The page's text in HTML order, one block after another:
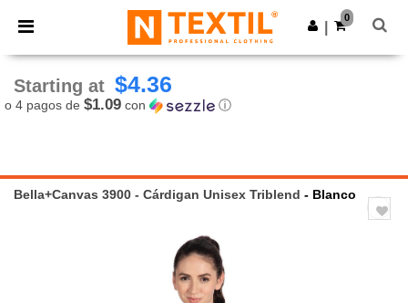
× App de Ntextil
¡Mejores precios en app!
Descargar app
0
Starting at $4.36
o 4 pagos de $1.09 con ⓘ
Bella+Canvas 3900 - Cárdigan Unisex Triblend - Blanco